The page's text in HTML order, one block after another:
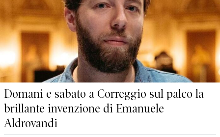
Domani e sabato a Correggio sul palco la
brillante invenzione di Emanuele
Aldrovandi